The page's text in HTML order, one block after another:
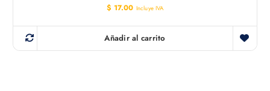
$ 17.00 Incluye IVA
Añadir al carrito